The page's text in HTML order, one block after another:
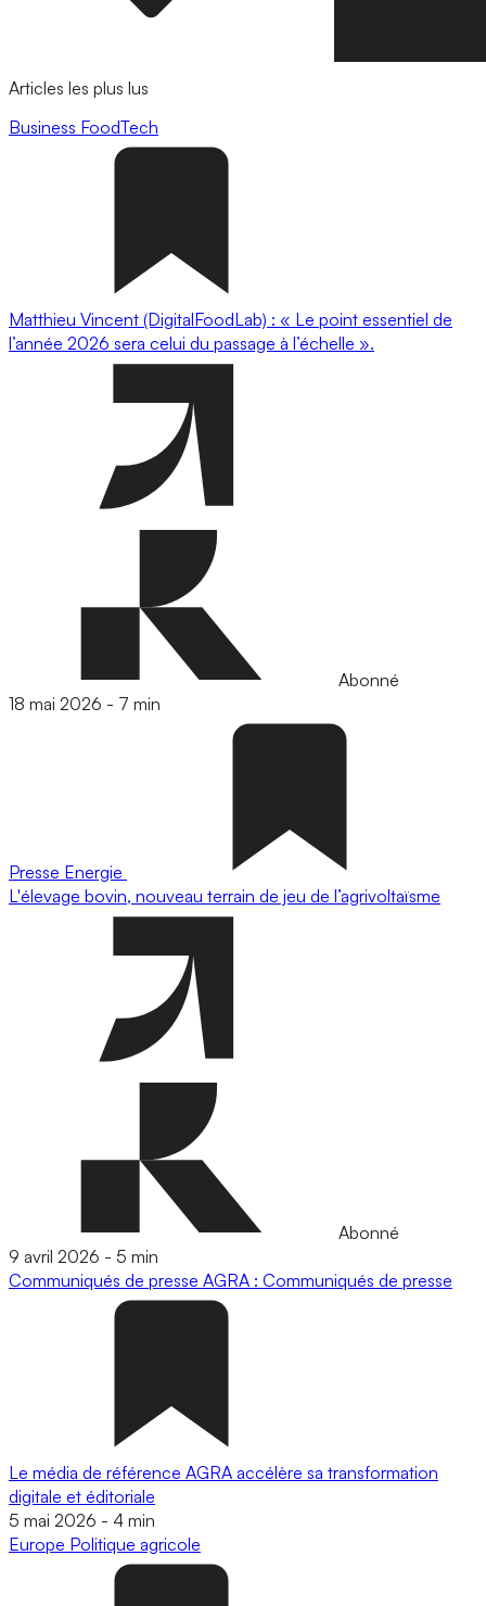
Articles les plus lus
Business FoodTech
Matthieu Vincent (DigitalFoodLab) : « Le point essentiel de
l’année 2026 sera celui du passage à l’échelle ».
Abonné
18 mai 2026 - 7 min
Presse Energie
L'élevage bovin, nouveau terrain de jeu de l’agrivoltaïsme
Abonné
9 avril 2026 - 5 min
Communiqués de presse AGRA : Communiqués de presse
Le média de référence AGRA accélère sa transformation
digitale et éditoriale
5 mai 2026 - 4 min
Europe Politique agricole